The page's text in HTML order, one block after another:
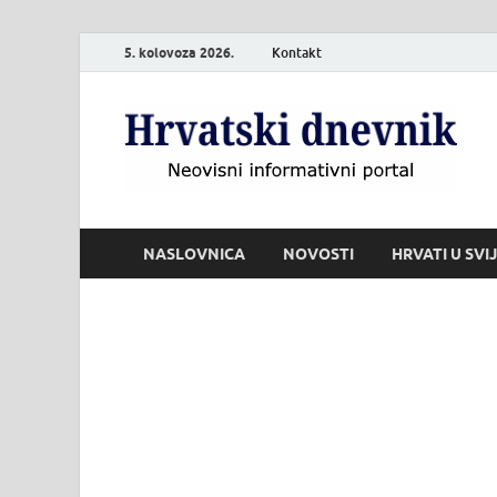
5. kolovoza 2026. Kontakt
NASLOVNICA NOVOSTI HRVATI U